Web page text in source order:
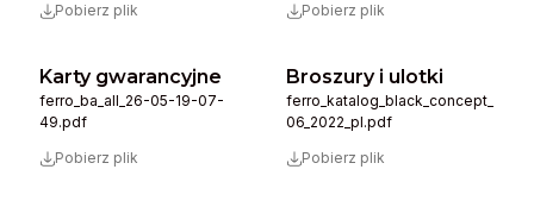
Pobierz plik
Pobierz plik
Karty gwarancyjne
ferro_ba_all_26-05-19-07-
49.pdf
Pobierz plik
Broszury i ulotki
ferro_katalog_black_concept_
06_2022_pl.pdf
Pobierz plik